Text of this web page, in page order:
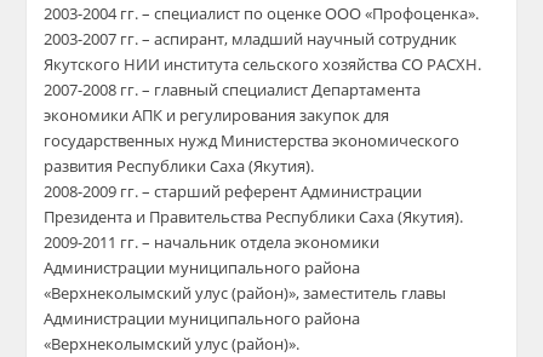
2003-2004 гг. – специалист по оценке ООО «Профоценка».
2003-2007 гг. – аспирант, младший научный сотрудник
Якутского НИИ института сельского хозяйства СО РАСХН.
2007-2008 гг. – главный специалист Департамента
экономики АПК и регулирования закупок для
государственных нужд Министерства экономического
развития Республики Саха (Якутия).
2008-2009 гг. – старший референт Администрации
Президента и Правительства Республики Саха (Якутия).
2009-2011 гг. – начальник отдела экономики
Администрации муниципального района
«Верхнеколымский улус (район)», заместитель главы
Администрации муниципального района
«Верхнеколымский улус (район)».